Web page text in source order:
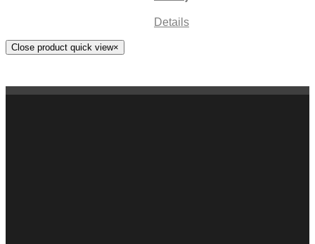
Details
Close product quick view×